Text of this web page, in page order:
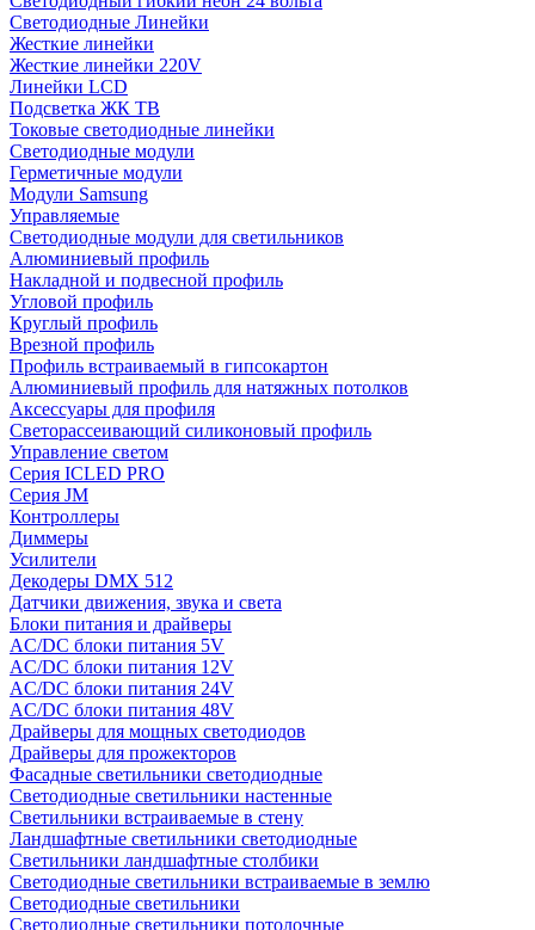
Светодиодные Линейки
Жесткие линейки
Жесткие линейки 220V
Линейки LCD
Подсветка ЖК ТВ
Токовые светодиодные линейки
Светодиодные модули
Герметичные модули
Модули Samsung
Управляемые
Светодиодные модули для светильников
Алюминиевый профиль
Накладной и подвесной профиль
Угловой профиль
Круглый профиль
Врезной профиль
Профиль встраиваемый в гипсокартон
Алюминиевый профиль для натяжных потолков
Аксессуары для профиля
Светорассеивающий силиконовый профиль
Управление светом
Серия ICLED PRO
Серия JM
Контроллеры
Диммеры
Усилители
Декодеры DMX 512
Датчики движения, звука и света
Блоки питания и драйверы
AC/DC блоки питания 5V
AC/DC блоки питания 12V
AC/DC блоки питания 24V
AC/DC блоки питания 48V
Драйверы для мощных светодиодов
Драйверы для прожекторов
Фасадные светильники светодиодные
Светодиодные светильники настенные
Светильники встраиваемые в стену
Ландшафтные светильники светодиодные
Светильники ландшафтные столбики
Светодиодные светильники встраиваемые в землю
Светодиодные светильники
Светодиодные светильники потолочные